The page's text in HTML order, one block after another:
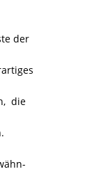
der
die